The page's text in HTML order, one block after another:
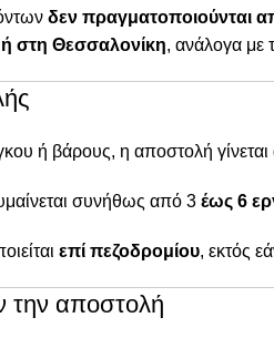
δεν πραγματοποιούνται
στη Θεσσαλονίκη, ανάλογα με
ή βάρους, η αποστολή
συνήθως από 3 έως 6
επί πεζοδρομίου, εκτός
την αποστολή